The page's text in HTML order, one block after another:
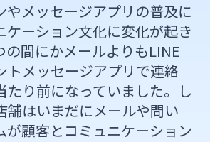
やメッセージアプリの普及に
ケーション文化に変化が起き
の間にかメールよりもLINE
トメッセージアプリで連絡
たり前になっていました。し
舗はいまだにメールや問い
が顧客とコミュニケーション